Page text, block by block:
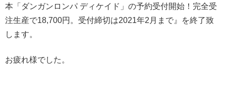
本「ダンガンロンパ ディケイド」の予約受付開始！完全受
注生産で18,700円。受付締切は2021年2月まで』を終了致
します。
お疲れ様でした。